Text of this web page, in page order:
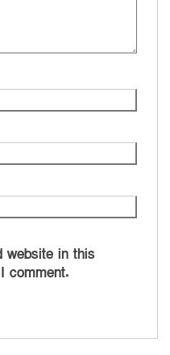
website in this
comment.